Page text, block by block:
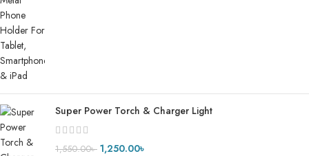
Super Power Torch & Charger Light
1,550.00৳ 1,250.00৳